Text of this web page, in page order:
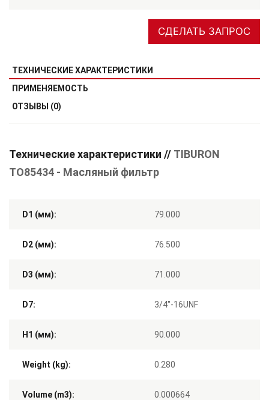
СДЕЛАТЬ ЗАПРОС
ТЕХНИЧЕСКИЕ ХАРАКТЕРИСТИКИ
ПРИМЕНЯЕМОСТЬ
ОТЗЫВЫ (0)
Технические характеристики // TIBURON
TO85434 - Масляный фильтр
D1 (мм): 79.000
D2 (мм): 76.500
D3 (мм): 71.000
D7: 3/4"-16UNF
H1 (мм): 90.000
Weight (kg): 0.280
Volume (m3): 0.000664